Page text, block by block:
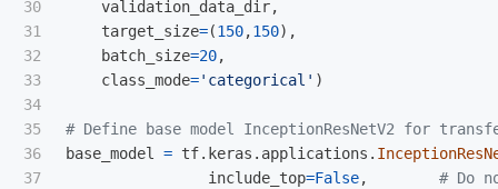
30
31
32
33
34
35
36
37
validation_data_dir,
target_size=(150,150),
batch_size=20,
class_mode=' categorical ' )
base_model = tf. keras . applications .
include_top=False,